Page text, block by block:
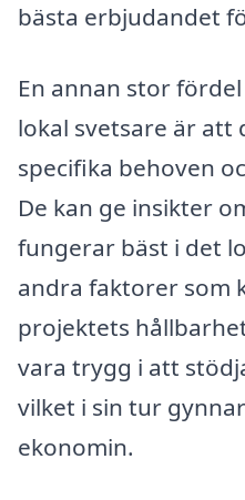
bästa erbjudandet
En annan stor
lokal svetsare är att
specifika behoven
De kan ge insikter
fungerar bäst i det
andra faktorer som
projektets
vara trygg i att
vilket i sin tur
ekonomin.